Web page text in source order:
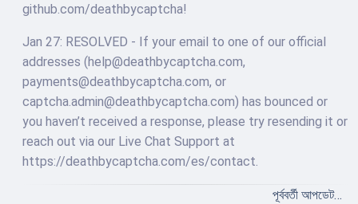
github.com/deathbycaptcha!
Jan 27: RESOLVED - If your email to one of our official
addresses (help@deathbycaptcha.com,
payments@deathbycaptcha.com, or
captcha.admin@deathbycaptcha.com) has bounced or
you haven’t received a response, please try resending it or
reach out via our Live Chat Support at
https://deathbycaptcha.com/es/contact.
পূর্ববর্তী আপডেট…